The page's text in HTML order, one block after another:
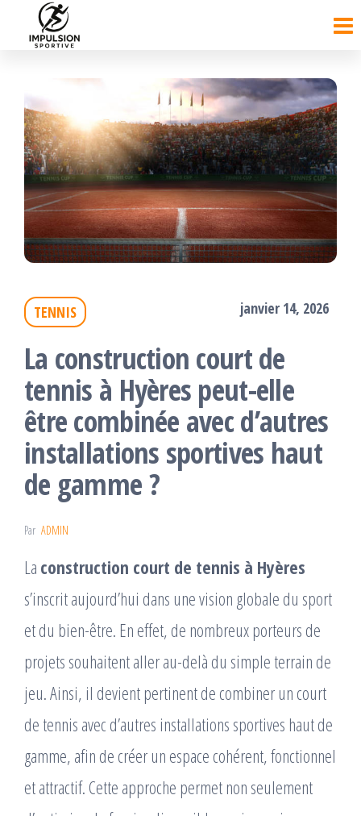
TENNIS janvier 14, 2026
La construction court de
tennis à Hyères peut-elle
être combinée avec d’autres
installations sportives haut
de gamme ?
Par ADMIN
La construction court de tennis à Hyères
s’inscrit aujourd’hui dans une vision globale du sport
et du bien-être. En effet, de nombreux porteurs de
projets souhaitent aller au-delà du simple terrain de
jeu. Ainsi, il devient pertinent de combiner un court
de tennis avec d’autres installations sportives haut de
gamme, afin de créer un espace cohérent, fonctionnel
et attractif. Cette approche permet non seulement